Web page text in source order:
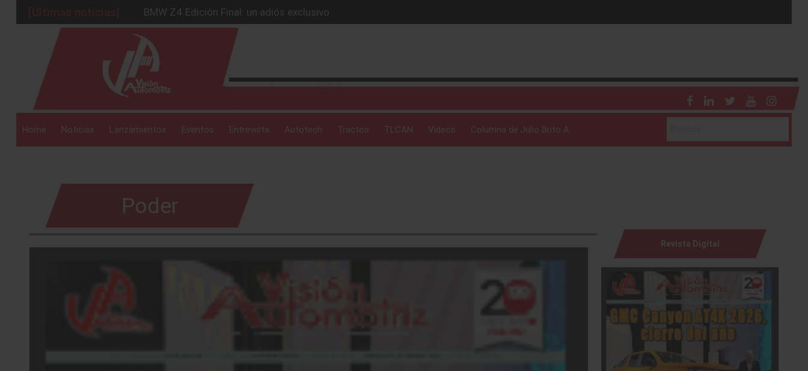
[Últimas noticias]
BMW Z4 Edición Final: un adiós exclusivo
Ford Edge Híbrida: la SUV que evoluciona
Ventas se estabilizan: INEGI
Será 2026, año de evolución profunda: Peñafiel
Chirey lanzará su primera pick-up en 2026
Home Noticias Lanzamientos Eventos Entrevista Autotech Tractos TLCAN Videos Columna de Julio Brito A.
Poder
Revista Digital